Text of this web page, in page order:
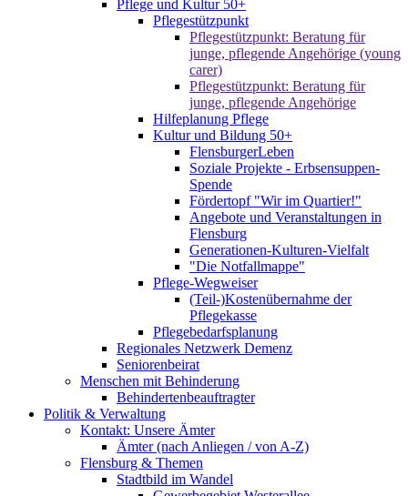
Pflege und Kultur 50+
Pflegestützpunkt
Pflegestützpunkt: Beratung für
junge, pflegende Angehörige (young
carer)
Pflegestützpunkt: Beratung für
junge, pflegende Angehörige
Hilfeplanung Pflege
Kultur und Bildung 50+
FlensburgerLeben
Soziale Projekte - Erbsensuppen-
Spende
Fördertopf "Wir im Quartier!"
Angebote und Veranstaltungen in
Flensburg
Generationen-Kulturen-Vielfalt
"Die Notfallmappe"
Pflege-Wegweiser
(Teil-)Kostenübernahme der
Pflegekasse
Pflegebedarfsplanung
Regionales Netzwerk Demenz
Seniorenbeirat
Menschen mit Behinderung
Behindertenbeauftragter
Politik & Verwaltung
Kontakt: Unsere Ämter
Ämter (nach Anliegen / von A-Z)
Flensburg & Themen
Stadtbild im Wandel